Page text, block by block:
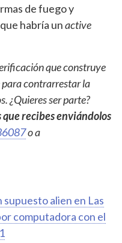
de fuego y
habría unactive
que construye
contrarrestar la
¿Quieres ser parte?
recibes enviándolos
o a
supuesto alien en Las
computadora con el